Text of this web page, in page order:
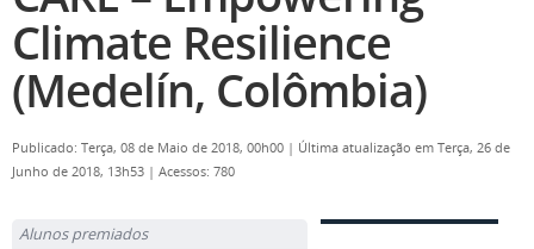
Climate Resilience
(Medelín, Colômbia)
Publicado: Terça, 08 de Maio de 2018, 00h00 | Última atualização em Terça, 26 de
Junho de 2018, 13h53 | Acessos: 780
Alunos premiados